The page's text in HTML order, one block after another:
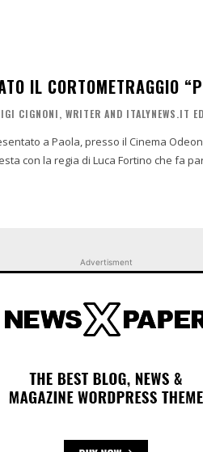
IL CORTOMETRAGGIO
CIGNONI, WRITER AND ITALYNEWS.IT
a Paola, presso il Cinema
con la regia di Luca Fortino che fa
Advertisment